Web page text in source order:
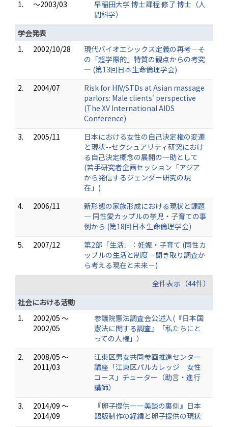
1. ～2003/03
早稲田大学 博士課程 修了 博士（人
間科学）
学会発表
1.
2002/10/28
現代バイオエシックス定義の再考―そ
の「超学際的」特質の観点からの考究
― (第13回日本生命倫理学会)
2.
2004/07
Risk for HIV/STDs at Asian massage
parlors: Male clients' perspective
(The XV International AIDS
Conference)
3.
2005/11
日本における女性の自己決定権の変遷
と現状--セクシュアリティ研究におけ
る自己決定概念の展開の一助として
(若手研究者企画セッション「アジア
から発信するジェンダー研究の現
在」)
4.
2006/11
新形態の家族形成における現状と課題
― 同性愛カップルの挙児・子育ての事
例から (第18回日本生命倫理学会)
5.
2007/12
第2部「生活」：妊娠・子育て (同性カ
ップルの生活と制度－聞き取り調査か
ら考える現在と未来－)
全件表示（44件）
社会における活動
1.
2002/05 ～
2002/05
参議院憲法調査会公述人(『日本国
憲法に関する調査』「私たちにと
っての人権」）
2.
2008/05 ～
2011/03
江東区男女共同参画推進センター
講座「江東区パルカレッジ 女性
コース」チューター（助言・進行
講師）
3.
2014/09 ～
2014/09
『卵子提供ーー美談の裏側』日本
語版制作の経緯と卵子提供の現状